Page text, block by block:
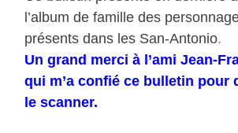
l’album de famille des
présents dans les San-Antonio.
Un grand merci à l’ami Jean-
qui m’a confié ce bulletin pour
le scanner.